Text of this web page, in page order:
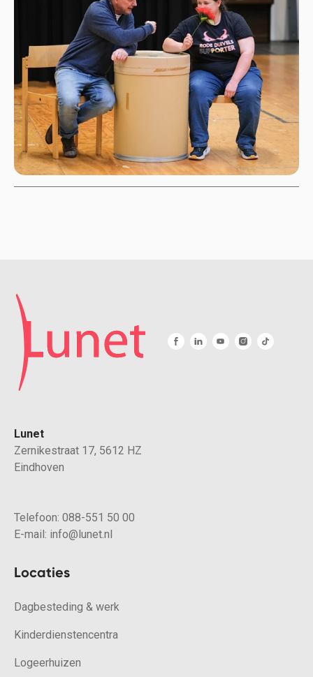
Lunet
Zernikestraat 17, 5612 HZ
Eindhoven
Telefoon: 088-551 50 00
E-mail: info@lunet.nl
Locaties
Dagbesteding & werk
Kinderdienstencentra
Logeerhuizen